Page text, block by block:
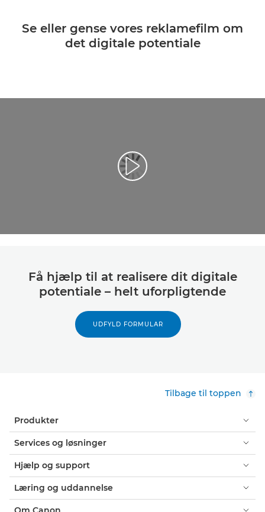
Se eller gense vores reklamefilm om
det digitale potentiale
Afspil video
Få hjælp til at realisere dit digitale
potentiale – helt uforpligtende
UDFYLD FORMULAR
Tilbage til toppen
Produkter
Services og løsninger
Hjælp og support
Læring og uddannelse